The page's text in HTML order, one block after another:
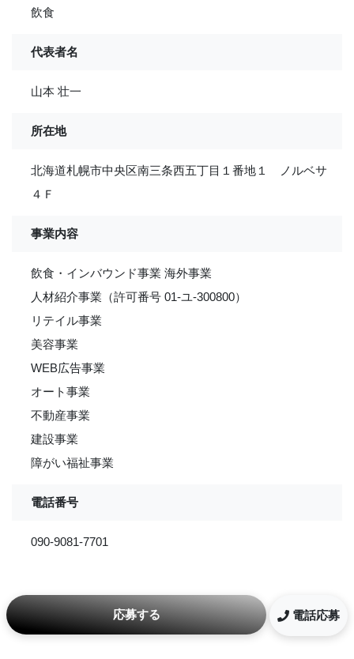
飲食
代表者名
山本 壮一
所在地
北海道札幌市中央区南三条西五丁目１番地１ ノルベサ
４Ｆ
事業内容
飲食・インバウンド事業 海外事業
人材紹介事業（許可番号 01-ユ-300800）
リテイル事業
美容事業
WEB広告事業
オート事業
不動産事業
建設事業
障がい福祉事業
電話番号
090-9081-7701
応募する 電話応募